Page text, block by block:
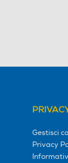
Gestisci
Privacy